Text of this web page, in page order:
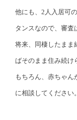
他にも、2人入居可
タンスなので、審査
将来、同棲したまま
ばそのまま住み続け
もちろん、赤ちゃん
に相談してください。